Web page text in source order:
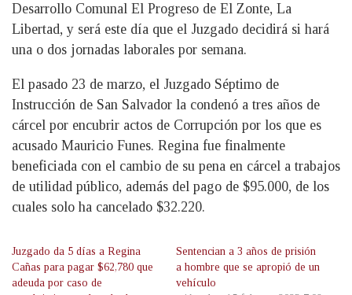
Desarrollo Comunal El Progreso de El Zonte, La
Libertad, y será este día que el Juzgado decidirá si hará
una o dos jornadas laborales por semana.
El pasado 23 de marzo, el Juzgado Séptimo de
Instrucción de San Salvador la condenó a tres años de
cárcel por encubrir actos de Corrupción por los que es
acusado Mauricio Funes. Regina fue finalmente
beneficiada con el cambio de su pena en cárcel a trabajos
de utilidad público, además del pago de $95.000, de los
cuales solo ha cancelado $32.220.
Juzgado da 5 días a Regina
Cañas para pagar $62,780 que
adeuda por caso de
Sentencian a 3 años de prisión
a hombre que se apropió de un
vehículo